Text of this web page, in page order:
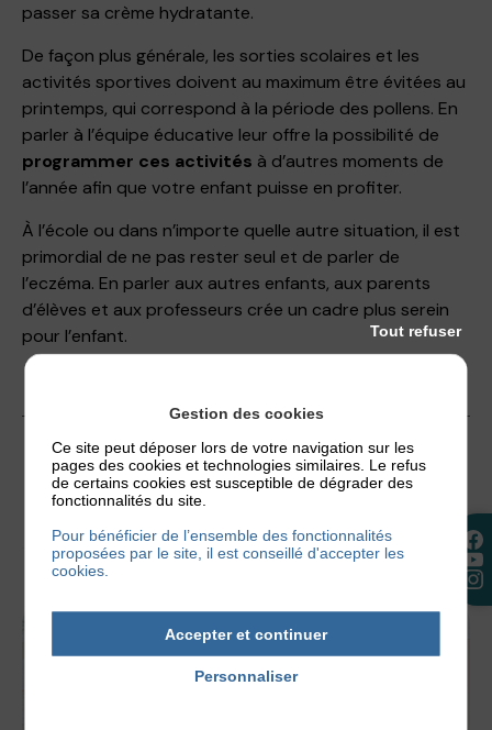
passer sa crème hydratante.
De façon plus générale, les sorties scolaires et les
activités sportives doivent au maximum être évitées au
printemps, qui correspond à la période des pollens. En
parler à l’équipe éducative leur offre la possibilité de
programmer ces activités à d’autres moments de
l’année afin que votre enfant puisse en profiter.
À l’école ou dans n’importe quelle autre situation, il est
primordial de ne pas rester seul et de parler de
l’eczéma. En parler aux autres enfants, aux parents
d’élèves et aux professeurs crée un cadre plus serein
pour l’enfant.
11 septembre 2024
Gestion des cookies
Ce site peut déposer lors de votre navigation sur les
pages des cookies et technologies similaires. Le refus
de certains cookies est susceptible de dégrader des
fonctionnalités du site.
Pour bénéficier de l’ensemble des fonctionnalités
proposées par le site, il est conseillé d'accepter les
cookies.
Accepter et continuer
Tout refuser
Personnaliser